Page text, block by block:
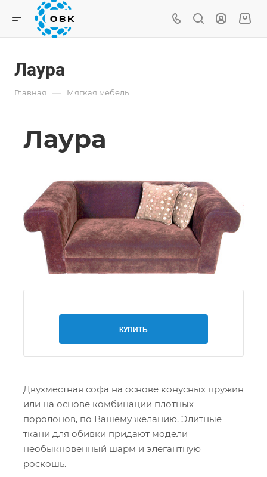
Лаура
Главная — Мягкая мебель
Лаура
КУПИТЬ
Двухместная софа на основе конусных пружин
или на основе комбинации плотных
поролонов, по Вашему желанию. Элитные
ткани для обивки придают модели
необыкновенный шарм и элегантную
роскошь.